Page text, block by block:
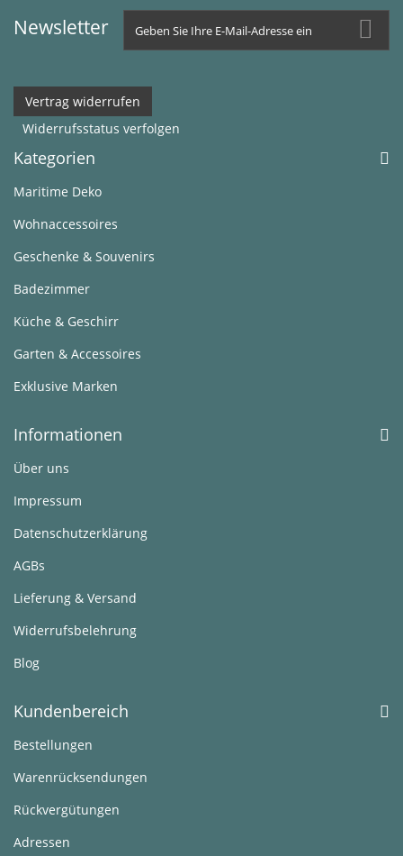
Newsletter
Vertrag widerrufen
Widerrufsstatus verfolgen
Kategorien
Maritime Deko
Wohnaccessoires
Geschenke & Souvenirs
Badezimmer
Küche & Geschirr
Garten & Accessoires
Exklusive Marken
Informationen
Über uns
Impressum
Datenschutzerklärung
AGBs
Lieferung & Versand
Widerrufsbelehrung
Blog
Kundenbereich
Bestellungen
Warenrücksendungen
Rückvergütungen
Adressen